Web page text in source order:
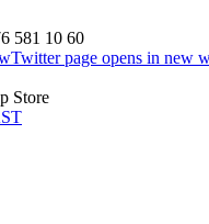
581 10 60
Twitter page opens in new
Store